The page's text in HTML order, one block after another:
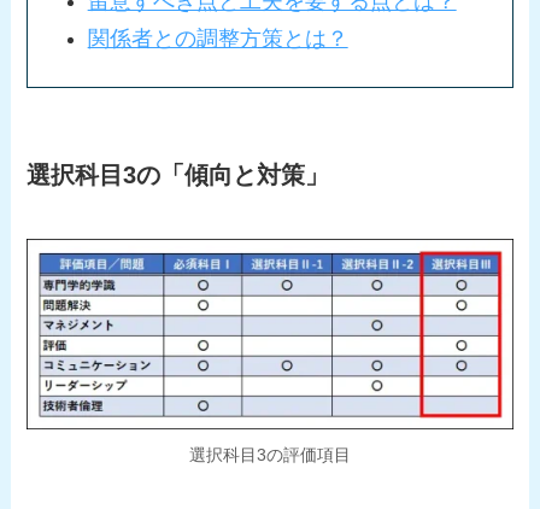
関係者との調整方策とは？
選択科目3の「傾向と対策」
選択科目3の評価項目